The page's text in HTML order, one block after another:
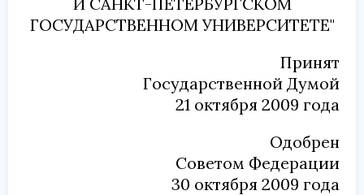
ГОСУДАРСТВЕННОМ УНИВЕРСИТЕТЕ"
Принят
Государственной Думой
21 октября 2009 года
Одобрен
Советом Федерации
30 октября 2009 года